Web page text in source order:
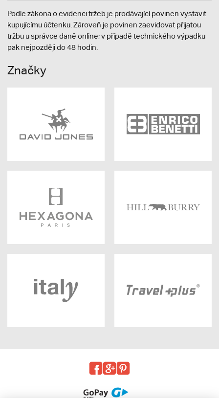
Podle zákona o evidenci tržeb je prodávající povinen vystavit
kupujícímu účtenku. Zároveň je povinen zaevidovat přijatou
tržbu u správce daně online; v případě technického výpadku
pak nejpozději do 48 hodin.
Značky